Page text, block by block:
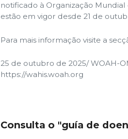
notificado à Organização
estão em vigor desde 21 de
Para mais informação visite a
25 de outubro de 2025/ WOAH-
https://wahis.woah.org
Consulta o "guía de